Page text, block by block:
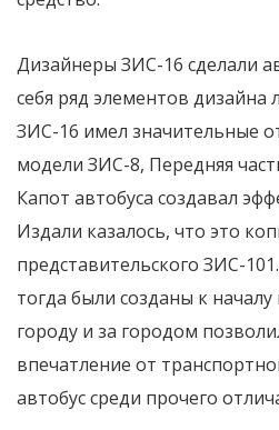
Дизайнеры ЗИС-16 сделали
себя ряд элементов дизайна
ЗИС-16 имел значительные
модели ЗИС-8, Передняя
Капот автобуса создавал
Издали казалось, что это
представительского ЗИС-
тогда были созданы к
городу и за городом
впечатление от
автобус среди прочего